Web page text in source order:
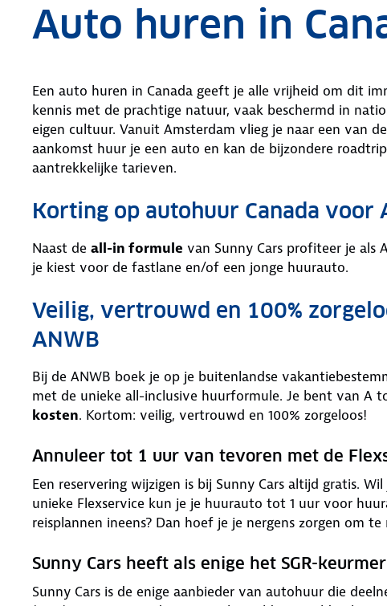
Auto huren in
Een auto huren in Canada geeft je alle vrijheid om dit
kennis met de prachtige natuur, vaak beschermd in
eigen cultuur. Vanuit Amsterdam vlieg je naar een van
aankomst huur je een auto en kan de bijzondere
aantrekkelijke tarieven.
Korting op autohuur Canada voor
Naast de all-in formule van Sunny Cars profiteer je als
je kiest voor de fastlane en/of een jonge huurauto.
Veilig, vertrouwd en 100%
ANWB
Bij de ANWB boek je op je buitenlandse
met de unieke all-inclusive huurformule. Je bent van A
kosten. Kortom: veilig, vertrouwd en 100% zorgeloos!
Annuleer tot 1 uur van tevoren met de
Een reservering wijzigen is bij Sunny Cars altijd gratis.
unieke Flexservice kun je je huurauto tot 1 uur voor
reisplannen ineens? Dan hoef je je nergens zorgen om
Sunny Cars heeft als enige het SGR-
Sunny Cars is de enige aanbieder van autohuur die